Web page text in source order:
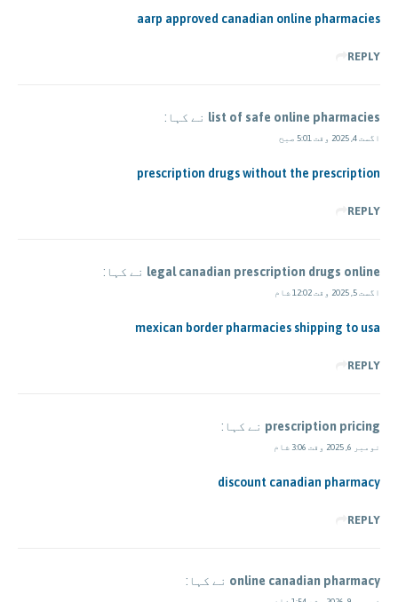
aarp approved canadian online pharmacies
REPLY
list of safe online pharmacies نے کہا:
اگست 4, 2025 وقت 5:01 صبح
prescription drugs without the prescription
REPLY
legal canadian prescription drugs online نے کہا:
اگست 5, 2025 وقت 12:02 شام
mexican border pharmacies shipping to usa
REPLY
prescription pricing نے کہا:
نومبر 6, 2025 وقت 3:06 شام
discount canadian pharmacy
REPLY
online canadian pharmacy نے کہا: